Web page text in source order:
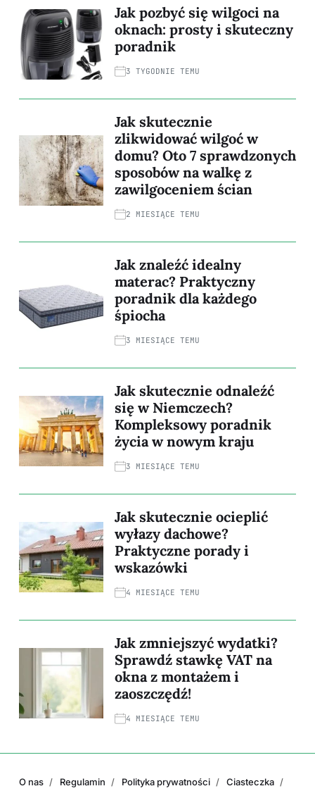
Jak pozbyć się wilgoci na
oknach: prosty i skuteczny
poradnik
3 TYGODNIE TEMU
Jak skutecznie
zlikwidować wilgoć w
domu? Oto 7 sprawdzonych
sposobów na walkę z
zawilgoceniem ścian
2 MIESIĄCE TEMU
Jak znaleźć idealny
materac? Praktyczny
poradnik dla każdego
śpiocha
3 MIESIĄCE TEMU
Jak skutecznie odnaleźć
się w Niemczech?
Kompleksowy poradnik
życia w nowym kraju
3 MIESIĄCE TEMU
Jak skutecznie ocieplić
wyłazy dachowe?
Praktyczne porady i
wskazówki
4 MIESIĄCE TEMU
Jak zmniejszyć wydatki?
Sprawdź stawkę VAT na
okna z montażem i
zaoszczędź!
4 MIESIĄCE TEMU
O nas Regulamin Polityka prywatności
Ciasteczka